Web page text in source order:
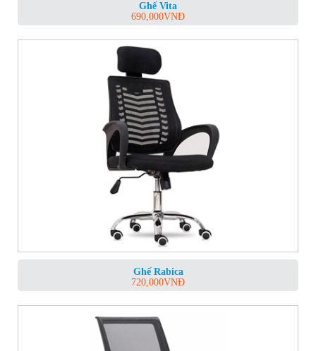
Ghế Vita
690,000VNĐ
Ghế Rabica
720,000VNĐ